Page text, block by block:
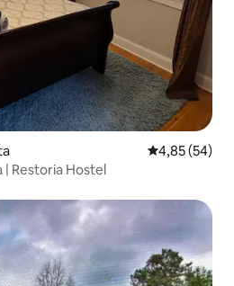
4,85 de uma
4,85 (54)
| Restoria Hostel